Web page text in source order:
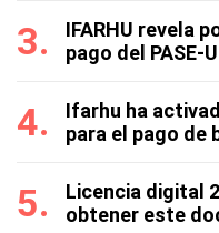
IFARHU revela
pago del PASE-
Ifarhu ha
para el pago de
Licencia digital
obtener este